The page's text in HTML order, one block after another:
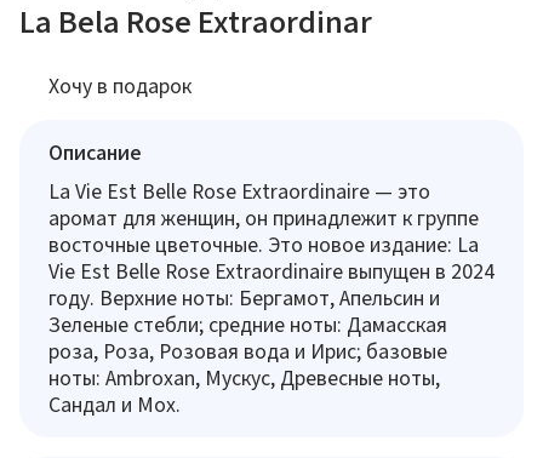
La Bela Rose Extraordinar
Хочу в подарок
Описание
La Vie Est Belle Rose Extraordinaire — это
аромат для женщин, он принадлежит к группе
восточные цветочные. Это новое издание: La
Vie Est Belle Rose Extraordinaire выпущен в 2024
году. Верхние ноты: Бергамот, Апельсин и
Зеленые стебли; средние ноты: Дамасская
роза, Роза, Розовая вода и Ирис; базовые
ноты: Ambroxan, Мускус, Древесные ноты,
Сандал и Мох.